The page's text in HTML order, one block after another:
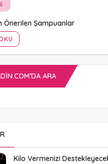
Önerilen Şampuanlar
ARA
Kilo Vermenizi